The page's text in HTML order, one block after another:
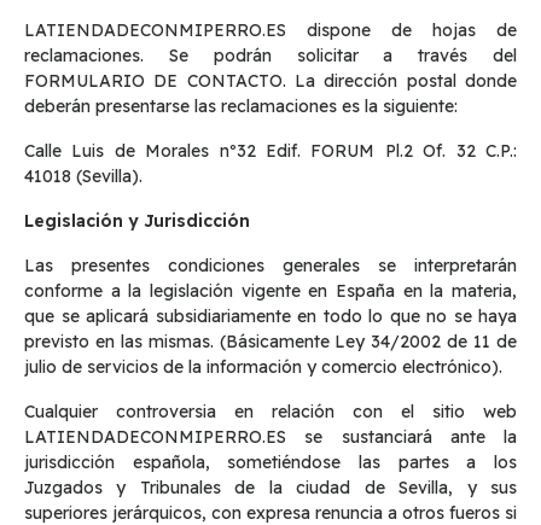
LATIENDADECONMIPERRO.ES dispone de hojas de
reclamaciones. Se podrán solicitar a través del
FORMULARIO DE CONTACTO. La dirección postal donde
deberán presentarse las reclamaciones es la siguiente:
Calle Luis de Morales nº32 Edif. FORUM Pl.2 Of. 32 C.P.:
41018 (Sevilla).
Legislación y Jurisdicción
Las presentes condiciones generales se interpretarán
conforme a la legislación vigente en España en la materia,
que se aplicará subsidiariamente en todo lo que no se haya
previsto en las mismas. (Básicamente Ley 34/2002 de 11 de
julio de servicios de la información y comercio electrónico).
Cualquier controversia en relación con el sitio web
LATIENDADECONMIPERRO.ES se sustanciará ante la
jurisdicción española, sometiéndose las partes a los
Juzgados y Tribunales de la ciudad de Sevilla, y sus
superiores jerárquicos, con expresa renuncia a otros fueros si